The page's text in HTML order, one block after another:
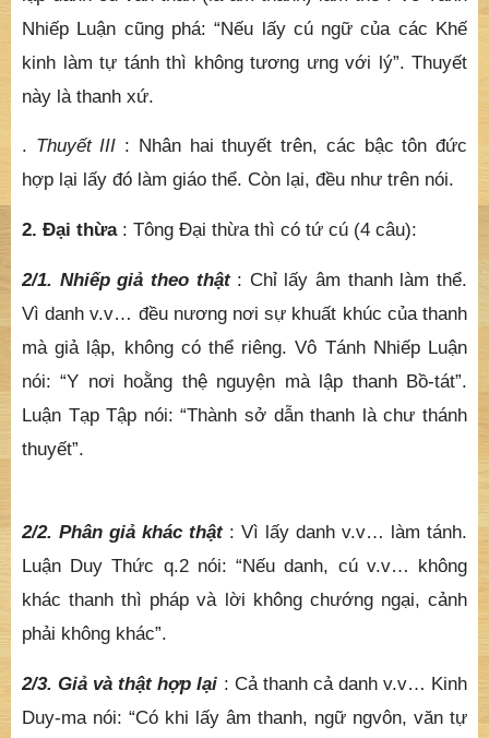
Nhiếp Luận cũng phá: “Nếu lấy cú ngữ của các Khế
kinh làm tự tánh thì không tương ưng với lý”. Thuyết
này là thanh xứ.
. Thuyết III : Nhân hai thuyết trên, các bậc tôn đức
hợp lại lấy đó làm giáo thể. Còn lại, đều như trên nói.
2. Đại thừa: Tông Đại thừa thì có tứ cú (4 câu):
2/1. Nhiếp giả theo thật: Chỉ lấy âm thanh làm thể.
Vì danh v.v… đều nương nơi sự khuất khúc của thanh
mà giả lập, không có thể riêng. Vô Tánh Nhiếp Luận
nói: “Y nơi hoằng thệ nguyện mà lập thanh Bồ-tát”.
Luận Tạp Tập nói: “Thành sở dẫn thanh là chư thánh
thuyết”.
2/2. Phân giả khác thật: Vì lấy danh v.v… làm tánh.
Luận Duy Thức q.2 nói: “Nếu danh, cú v.v… không
khác thanh thì pháp và lời không chướng ngại, cảnh
phải không khác”.
2/3. Giả và thật hợp lại : Cả thanh cả danh v.v… Kinh
Duy-ma nói: “Có khi lấy âm thanh, ngữ ngvôn, văn tự